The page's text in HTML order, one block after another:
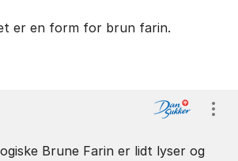
er en form for brun farin.
Brune Farin er lidt lyser og
Vis/